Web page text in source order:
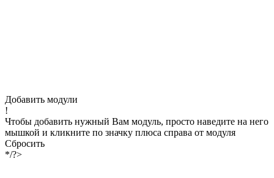
Добавить модули
!
Чтобы добавить нужный Вам модуль, просто наведите на него
мышкой и кликните по значку плюса справа от модуля
Сбросить
*/?>